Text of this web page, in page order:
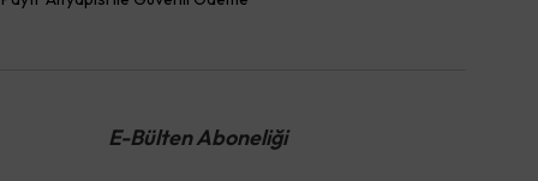
E-Bülten Aboneliği